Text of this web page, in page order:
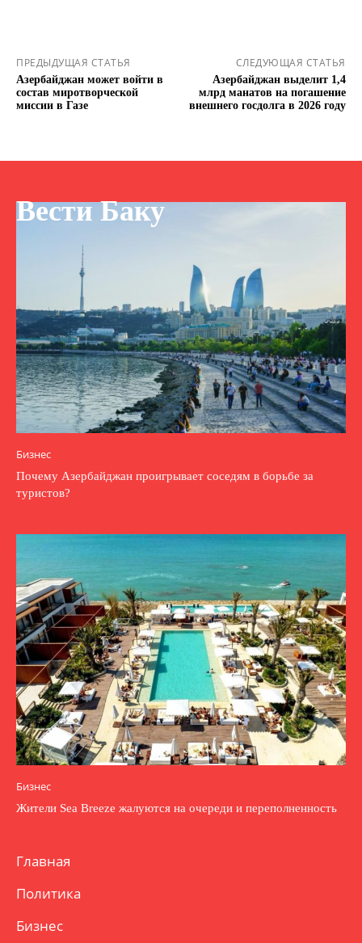
ПРЕДЫДУЩАЯ СТАТЬЯ
Азербайджан может войти в
состав миротворческой
миссии в Газе
СЛЕДУЮЩАЯ СТАТЬЯ
Азербайджан выделит 1,4
млрд манатов на погашение
внешнего госдолга в 2026 году
Вести Баку
Бизнес
Почему Азербайджан проигрывает соседям в борьбе за
туристов?
Бизнес
Жители Sea Breeze жалуются на очереди и переполненность
Главная
Политика
Бизнес